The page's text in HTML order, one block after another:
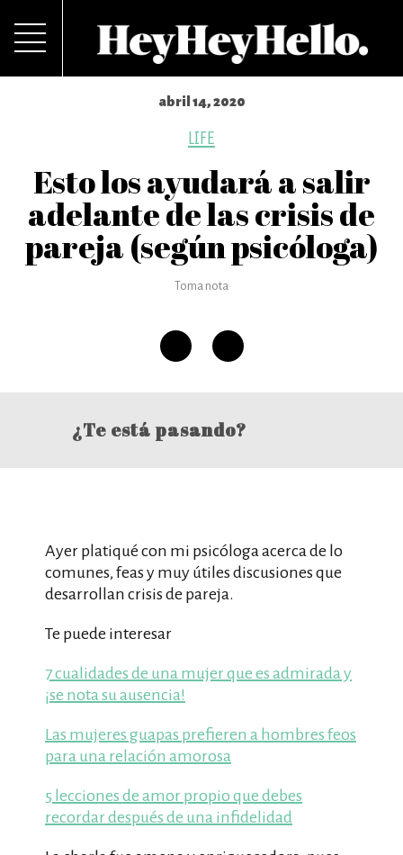
abril 14, 2020
LIFE
Esto los ayudará a salir
adelante de las crisis de
pareja (según psicóloga)
Toma nota
¿Te está pasando?
Ayer platiqué con mi psicóloga acerca de lo
comunes, feas y muy útiles discusiones que
desarrollan crisis de pareja.
Te puede interesar
7 cualidades de una mujer que es admirada y
¡se nota su ausencia!
Las mujeres guapas prefieren a hombres feos
para una relación amorosa
5 lecciones de amor propio que debes
recordar después de una infidelidad